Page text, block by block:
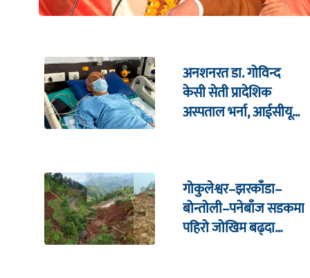
अनशनरत डा. गोविन्द
केसी सेती प्रादेशिक
अस्पताल भर्ना, आईसीयूमा
गोकुलेश्वर–झरकाँडा–
बोन्तोली–पनेबाँज सडकमा
पहिरो जोखिम बढ्दा